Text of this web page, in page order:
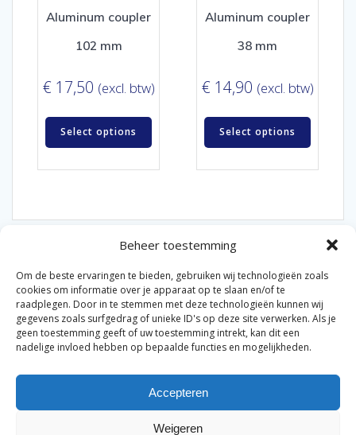
Beheer toestemming
Om de beste ervaringen te bieden, gebruiken wij technologieën zoals
cookies om informatie over je apparaat op te slaan en/of te
raadplegen. Door in te stemmen met deze technologieën kunnen wij
gegevens zoals surfgedrag of unieke ID's op deze site verwerken. Als je
geen toestemming geeft of uw toestemming intrekt, kan dit een
nadelige invloed hebben op bepaalde functies en mogelijkheden.
Accepteren
Weigeren
Aluminum coupler
102 mm
€ 17,50 (excl. btw)
Select options
Aluminum coupler
38 mm
€ 14,90 (excl. btw)
Select options
© 2026 Van der Bel Las en Radiateurenbedrijf.
Privacyverklaring|Cookiebeleid|Retourbeleid|
Algemene voorwaarden voor consumenten
algemene voorwaarden
Disclaimer